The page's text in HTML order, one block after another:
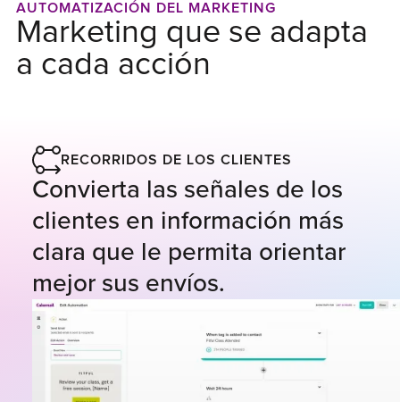
AUTOMATIZACIÓN DEL MARKETING
Marketing que se adapta
a cada acción
RECORRIDOS DE LOS CLIENTES
Convierta las señales de los
clientes en información más
clara que le permita orientar
mejor sus envíos.